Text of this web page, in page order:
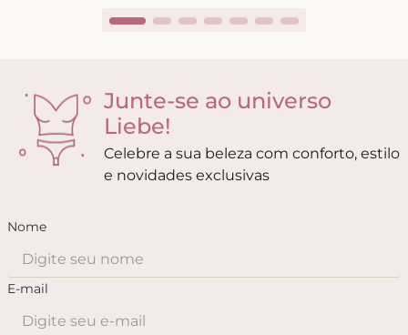
Junte-se ao universo
Liebe!
Celebre a sua beleza com conforto, estilo
e novidades exclusivas
Nome
E-mail